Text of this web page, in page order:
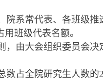
院系常代表、各班级推
班级代表名额。
，由大会组织委员会决
数占全院研究生人数的